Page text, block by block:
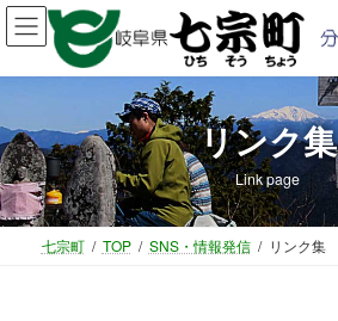
コ
ン
へ
ス
キ
ッ
ナ
ビ
ョ
ン
に
移
リンク集
Link page
七宗町 TOP SNS・情報発信 リンク集